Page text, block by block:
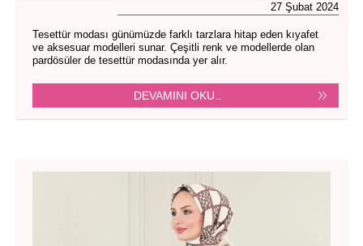
27 Şubat 2024
Tesettür modası günümüzde farklı tarzlara hitap eden kıyafet
ve aksesuar modelleri sunar. Çeşitli renk ve modellerde olan
pardösüler de tesettür modasında yer alır.
DEVAMINI OKU..